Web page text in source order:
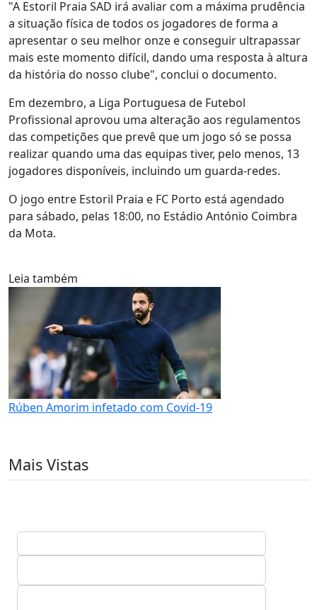
"A Estoril Praia SAD irá avaliar com a máxima prudência
a situação física de todos os jogadores de forma a
apresentar o seu melhor onze e conseguir ultrapassar
mais este momento difícil, dando uma resposta à altura
da história do nosso clube", conclui o documento.
Em dezembro, a Liga Portuguesa de Futebol
Profissional aprovou uma alteração aos regulamentos
das competições que prevê que um jogo só se possa
realizar quando uma das equipas tiver, pelo menos, 13
jogadores disponíveis, incluindo um guarda-redes.
O jogo entre Estoril Praia e FC Porto está agendado
para sábado, pelas 18:00, no Estádio António Coimbra
da Mota.
Leia também
Rúben Amorim infetado com Covid-19
Mais Vistas